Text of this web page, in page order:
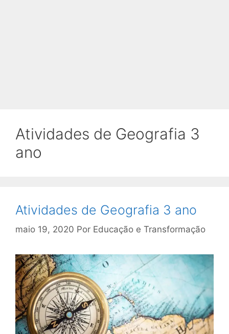
Atividades de Geografia 3
ano
Atividades de Geografia 3 ano
maio 19, 2020 Por Educação e Transformação